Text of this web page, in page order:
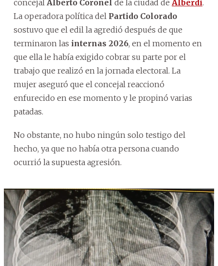
concejal Alberto Coronel de la ciudad de Alberdi.
La operadora política del Partido Colorado
sostuvo que el edil la agredió después de que
terminaron las internas 2026, en el momento en
que ella le había exigido cobrar su parte por el
trabajo que realizó en la jornada electoral. La
mujer aseguró que el concejal reaccionó
enfurecido en ese momento y le propinó varias
patadas.
No obstante, no hubo ningún solo testigo del
hecho, ya que no había otra persona cuando
ocurrió la supuesta agresión.